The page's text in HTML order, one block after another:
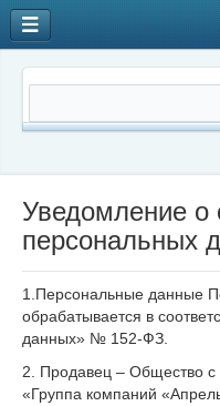
Уведомление о
персональных
1.Персональные данные
обрабатывается в
данных» № 152-ФЗ.
2. Продавец – Общество с
«Группа компаний